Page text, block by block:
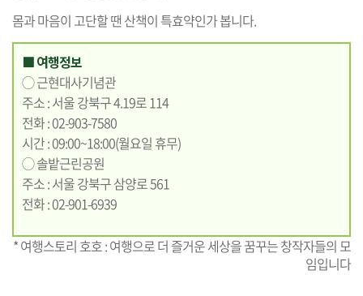
몸과 마음이 고단할 땐 산책이 특효약인가 봅니다.
■ 여행정보
◯ 근현대사기념관
주소 : 서울 강북구 4.19로 114
전화 : 02-903-7580
시간 : 09:00~18:00(월요일 휴무)
◯ 솔밭근린공원
주소 : 서울 강북구 삼양로 561
전화 : 02-901-6939
* 여행스토리 호호 : 여행으로 더 즐거운 세상을 꿈꾸는 창작자들의 모
임입니다